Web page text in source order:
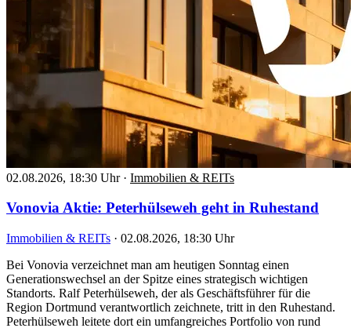
02.08.2026, 18:30 Uhr · Immobilien & REITs
Vonovia Aktie: Peterhülseweh geht in Ruhestand
Immobilien & REITs · 02.08.2026, 18:30 Uhr
Bei Vonovia verzeichnet man am heutigen Sonntag einen
Generationswechsel an der Spitze eines strategisch wichtigen
Standorts. Ralf Peterhülseweh, der als Geschäftsführer für die
Region Dortmund verantwortlich zeichnete, tritt in den Ruhestand.
Peterhülseweh leitete dort ein umfangreiches Portfolio von rund